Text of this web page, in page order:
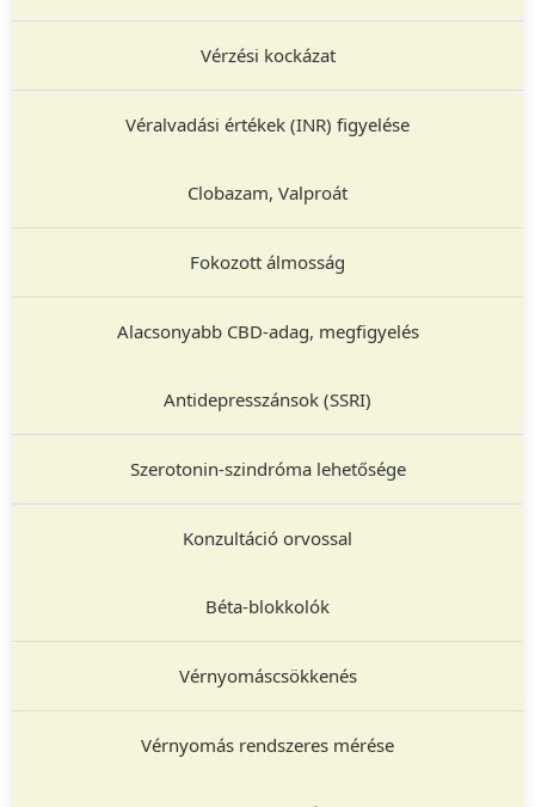
Vérzési kockázat
Véralvadási értékek (INR) figyelése
Clobazam, Valproát
Fokozott álmosság
Alacsonyabb CBD-adag, megfigyelés
Antidepresszánsok (SSRI)
Szerotonin-szindróma lehetősége
Konzultáció orvossal
Béta-blokkolók
Vérnyomáscsökkenés
Vérnyomás rendszeres mérése